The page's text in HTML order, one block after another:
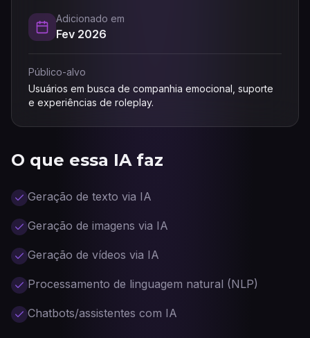
O que essa IA faz
Geração de texto via IA
Geração de imagens via IA
Geração de vídeos via IA
Processamento de linguagem natural (NLP)
Chatbots/assistentes com IA
Adicionado em
Fev 2026
Público-alvo
Usuários em busca de companhia emocional, suporte
e experiências de roleplay.